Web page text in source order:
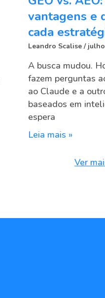
vantagens e
cada
Leandro Scalise julho
A busca mudou.
fazem perguntas
ao Claude e a
baseados em
espera
Leia mais »
Ver